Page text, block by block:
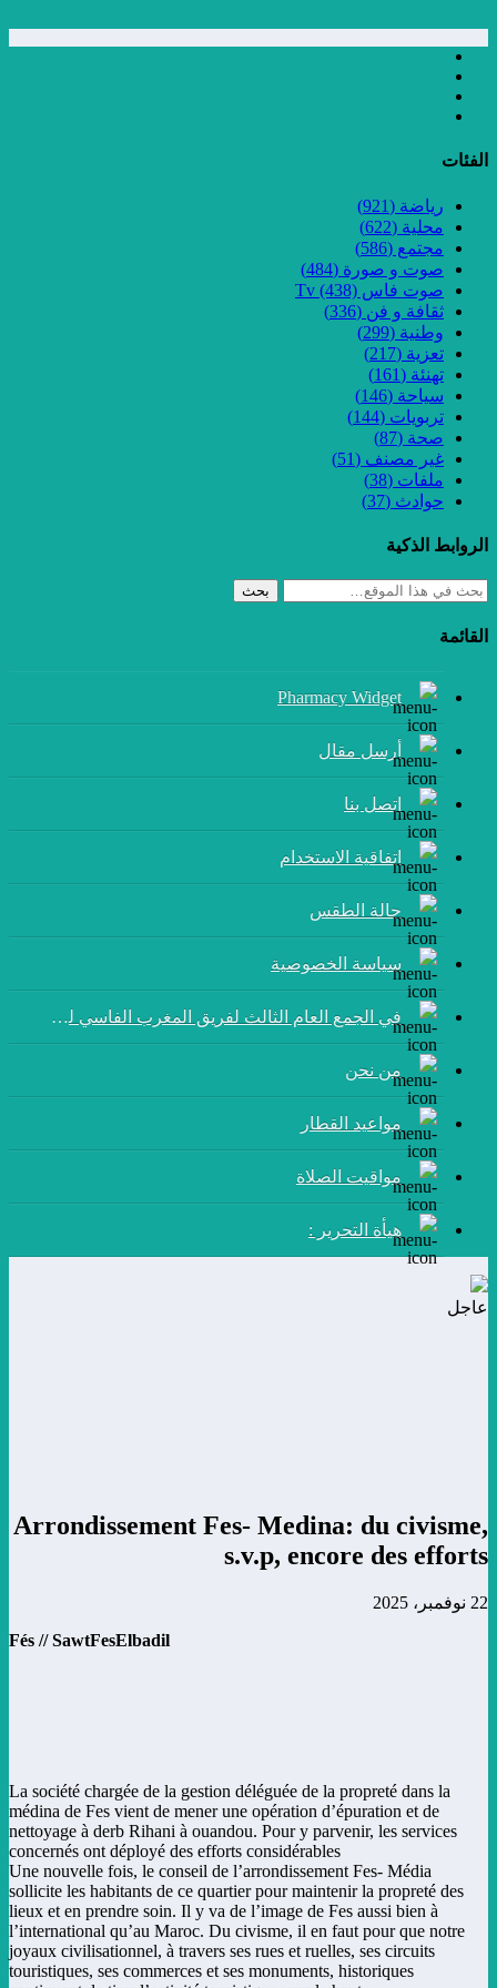
الفئات
رياضة (921)
محلية (622)
مجتمع (586)
صوت و صورة (484)
صوت فاس Tv (438)
ثقافة و فن (336)
وطنية (299)
تعزية (217)
تهنئة (161)
سياحة (146)
تربويات (144)
صحة (87)
غير مصنف (51)
ملفات (38)
حوادث (37)
الروابط الذكية
بحث
القائمة
Pharmacy Widget
أرسل مقال
إتصل بنا
اتفاقية الاستخدام
حالة الطقس
سياسة الخصوصية
في الجمع العام الثالث لفريق المغرب الفاسي لكرة القدم:
من نحن
مواعيد القطار
مواقيت الصلاة
هيأة التحرير :
عاجل
Arrondissement Fes- Medina: du civisme,
s.v.p, encore des efforts
22 نوفمبر، 2025
Fés // SawtFesElbadil
La société chargée de la gestion déléguée de la propreté dans la
médina de Fes vient de mener une opération d’épuration et de
nettoyage à derb Rihani à ouandou. Pour y parvenir, les services
concernés ont déployé des efforts considérables
Une nouvelle fois, le conseil de l’arrondissement Fes- Média
sollicite les habitants de ce quartier pour maintenir la propreté des
lieux et en prendre soin. Il y va de l’image de Fes aussi bien à
l’international qu’au Maroc. Du civisme, il en faut pour que notre
joyaux civilisationnel, à travers ses rues et ruelles, ses circuits
touristiques, ses commerces et ses monuments, historiques